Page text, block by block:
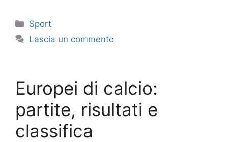
Categorie
Sport
Lascia un commento
Europei di calcio:
partite, risultati e
classifica